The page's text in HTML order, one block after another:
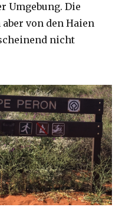
Umgebung. Die
von den Haien
nicht